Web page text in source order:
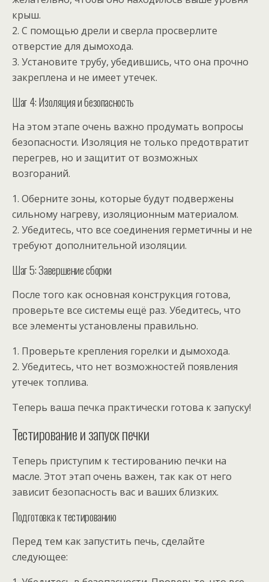
крыш.
2. С помощью дрели и сверла просверлите
отверстие для дымохода.
3. Установите трубу, убедившись, что она прочно
закреплена и не имеет утечек.
Шаг 4: Изоляция и безопасность
На этом этапе очень важно продумать вопросы
безопасности. Изоляция не только предотвратит
перегрев, но и защитит от возможных
возгораний.
1. Оберните зоны, которые будут подвержены
сильному нагреву, изоляционным материалом.
2. Убедитесь, что все соединения герметичны и не
требуют дополнительной изоляции.
Шаг 5: Завершение сборки
После того как основная конструкция готова,
проверьте все системы ещё раз. Убедитесь, что
все элементы установлены правильно.
1. Проверьте крепления горелки и дымохода.
2. Убедитесь, что нет возможностей появления
утечек топлива.
Теперь ваша печка практически готова к запуску!
Тестирование и запуск печки
Теперь приступим к тестированию печки на
масле. Этот этап очень важен, так как от него
зависит безопасность вас и ваших близких.
Подготовка к тестированию
Перед тем как запустить печь, сделайте
следующее: